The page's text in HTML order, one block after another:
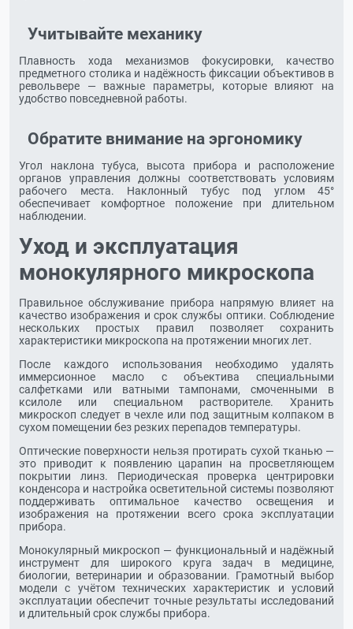
Учитывайте механику
Плавность хода механизмов фокусировки, качество
предметного столика и надёжность фиксации объективов в
револьвере — важные параметры, которые влияют на
удобство повседневной работы.
Обратите внимание на эргономику
Угол наклона тубуса, высота прибора и расположение
органов управления должны соответствовать условиям
рабочего места. Наклонный тубус под углом 45°
обеспечивает комфортное положение при длительном
наблюдении.
Уход и эксплуатация
монокулярного микроскопа
Правильное обслуживание прибора напрямую влияет на
качество изображения и срок службы оптики. Соблюдение
нескольких простых правил позволяет сохранить
характеристики микроскопа на протяжении многих лет.
После каждого использования необходимо удалять
иммерсионное масло с объектива специальными
салфетками или ватными тампонами, смоченными в
ксилоле или специальном растворителе. Хранить
микроскоп следует в чехле или под защитным колпаком в
сухом помещении без резких перепадов температуры.
Оптические поверхности нельзя протирать сухой тканью —
это приводит к появлению царапин на просветляющем
покрытии линз. Периодическая проверка центрировки
конденсора и настройка осветительной системы позволяют
поддерживать оптимальное качество освещения и
изображения на протяжении всего срока эксплуатации
прибора.
Монокулярный микроскоп — функциональный и надёжный
инструмент для широкого круга задач в медицине,
биологии, ветеринарии и образовании. Грамотный выбор
модели с учётом технических характеристик и условий
эксплуатации обеспечит точные результаты исследований
и длительный срок службы прибора.